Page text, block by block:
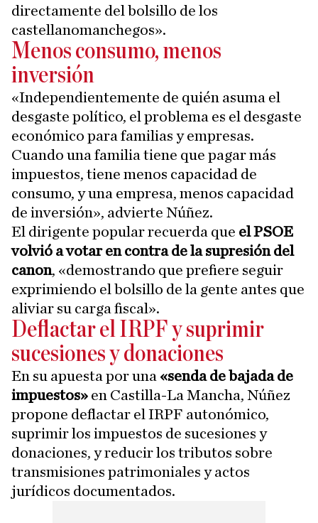
directamente del bolsillo de los
castellanomanchegos».
Menos consumo, menos
inversión
«Independientemente de quién asuma el
desgaste político, el problema es el desgaste
económico para familias y empresas.
Cuando una familia tiene que pagar más
impuestos, tiene menos capacidad de
consumo, y una empresa, menos capacidad
de inversión», advierte Núñez.
El dirigente popular recuerda que el PSOE
volvió a votar en contra de la supresión del
canon, «demostrando que prefiere seguir
exprimiendo el bolsillo de la gente antes que
aliviar su carga fiscal».
Deflactar el IRPF y suprimir
sucesiones y donaciones
En su apuesta por una «senda de bajada de
impuestos» en Castilla-La Mancha, Núñez
propone deflactar el IRPF autonómico,
suprimir los impuestos de sucesiones y
donaciones, y reducir los tributos sobre
transmisiones patrimoniales y actos
jurídicos documentados.